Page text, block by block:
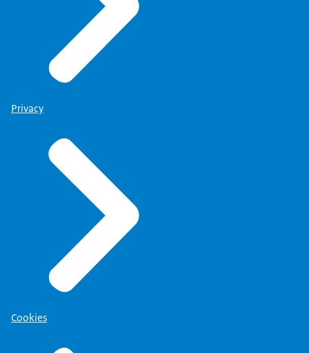
Privacy
Cookies